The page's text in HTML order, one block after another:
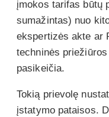
įmokos tarifas būtų
sumažintas) nuo
ekspertizės akte ar
techninės
pasikeičia.
Tokią prievolę
įstatymo pataisos.